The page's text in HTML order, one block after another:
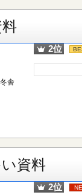
舎
2位
資料
2位